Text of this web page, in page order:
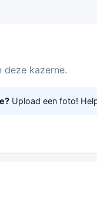
kazerne.
Upload een foto!